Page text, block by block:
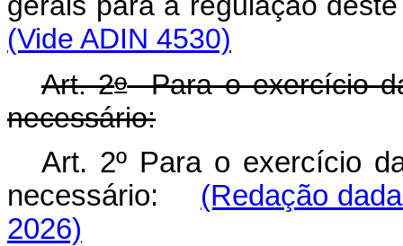
(Vide ADIN 4530)
Art. 2oPara o exercício
necessário:
Art. 2º Para o exercício
necessário: (Redação
2026)